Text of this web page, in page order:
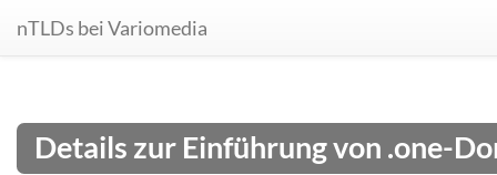
nTLDs bei Variomedia
Details zur Einführung von .one-